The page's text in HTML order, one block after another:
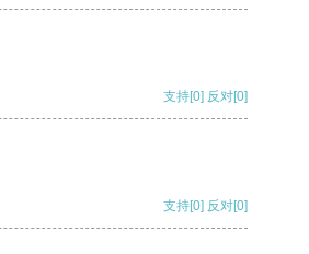
支持[0] 反对[0]
支持[0] 反对[0]